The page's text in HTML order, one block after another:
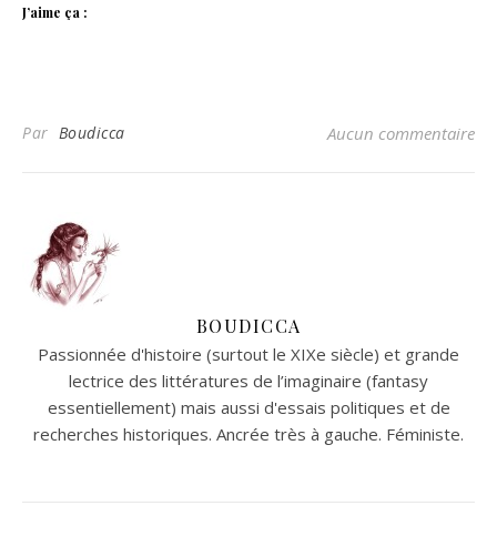
J’aime ça :
Par Boudicca Aucun commentaire
BOUDICCA
Passionnée d'histoire (surtout le XIXe siècle) et grande
lectrice des littératures de l’imaginaire (fantasy
essentiellement) mais aussi d'essais politiques et de
recherches historiques. Ancrée très à gauche. Féministe.